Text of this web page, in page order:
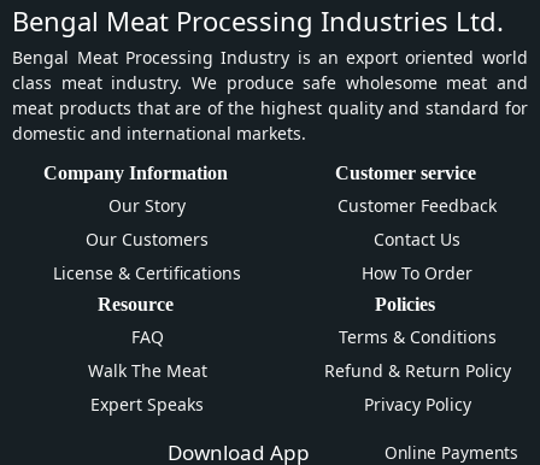
Bengal Meat Processing Industries Ltd.
Bengal Meat Processing Industry is an export oriented world
class meat industry. We produce safe wholesome meat and
meat products that are of the highest quality and standard for
domestic and international markets.
Company Information
Our Story
Our Customers
License & Certifications
Customer service
Customer Feedback
Contact Us
How To Order
Resource
FAQ
Walk The Meat
Expert Speaks
Policies
Terms & Conditions
Refund & Return Policy
Privacy Policy
Download App Online Payments